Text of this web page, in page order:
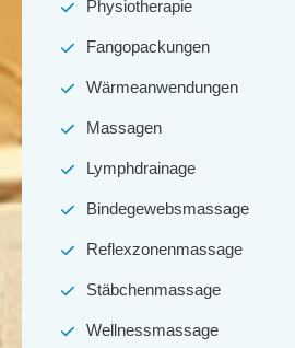
Physiotherapie
Fangopackungen
Wärmeanwendungen
Massagen
Lymphdrainage
Bindegewebsmassage
Reflexzonenmassage
Stäbchenmassage
Wellnessmassage